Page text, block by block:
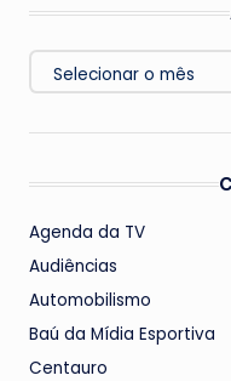
Arquivos
Agenda da TV
Audiências
Automobilismo
Baú da Mídia Esportiva
Centauro